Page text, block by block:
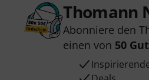
Thomann
Abonniere den
einen von 50